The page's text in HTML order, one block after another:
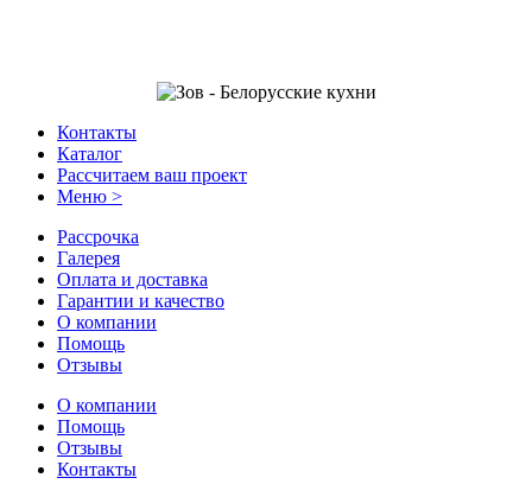
Контакты
Каталог
Рассчитаем ваш проект
Меню >
Рассрочка
Галерея
Оплата и доставка
Гарантии и качество
О компании
Помощь
Отзывы
О компании
Помощь
Отзывы
Контакты